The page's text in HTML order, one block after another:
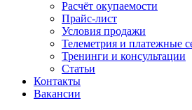
Расчёт окупаемости
Прайс-лист
Условия продажи
Телеметрия и платежные
Тренинги и консультации
Статьи
Контакты
Вакансии